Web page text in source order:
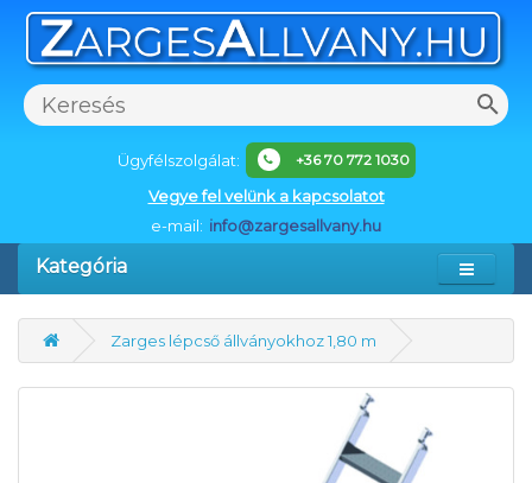
Ügyfélszolgálat: +36 70 772 1030
Vegye fel velünk a kapcsolatot
e-mail: info@zargesallvany.hu
Kategória
Zarges lépcső állványokhoz 1,80 m